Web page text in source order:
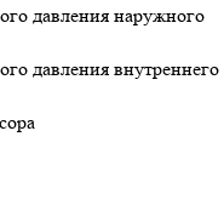
давления наружного
давления внутреннего